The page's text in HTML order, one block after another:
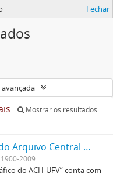
Fechar
Mostrar os resultados
Acervo Fotográfico do Arquivo Central Histórico da UFV
1900-2009
do ACH-UFV” conta com